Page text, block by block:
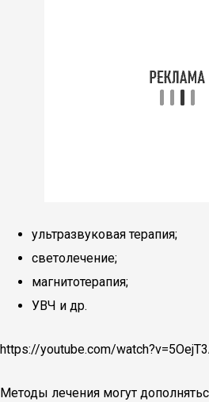
ультразвуковая терапия;
светолечение;
магнитотерапия;
УВЧ и др.
https://youtube.com/
Методы лечения могут